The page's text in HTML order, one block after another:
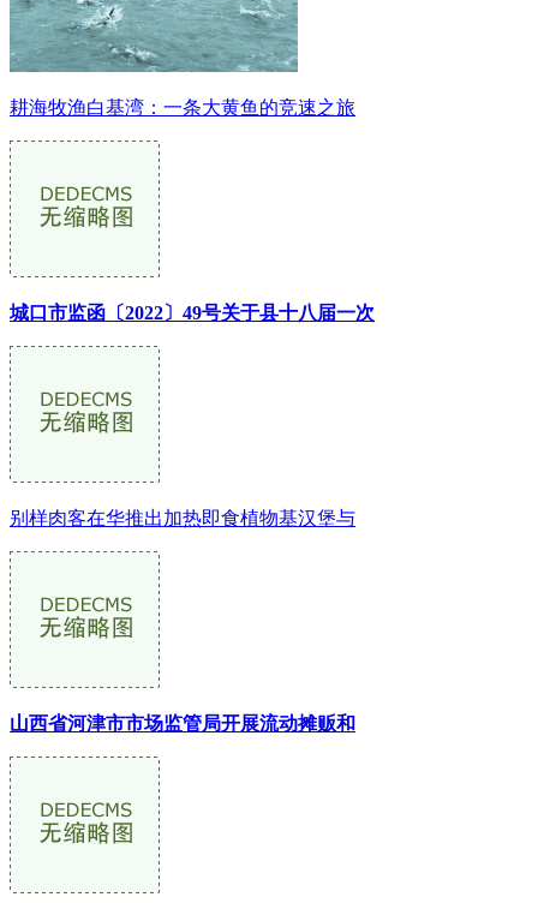
耕海牧渔白基湾：一条大黄鱼的竞速之旅
城口市监函〔2022〕49号关于县十八届一次
别样肉客在华推出加热即食植物基汉堡与
山西省河津市市场监管局开展流动摊贩和